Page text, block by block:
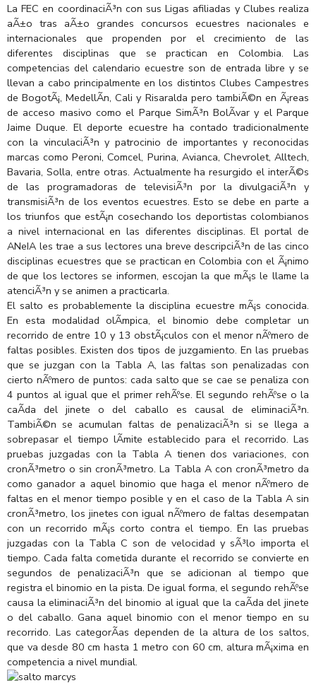
La FEC en coordinaciÃ³n con sus Ligas afiliadas y Clubes realiza
aÃ±o tras aÃ±o grandes concursos ecuestres nacionales e
internacionales que propenden por el crecimiento de las
diferentes disciplinas que se practican en Colombia. Las
competencias del calendario ecuestre son de entrada libre y se
llevan a cabo principalmente en los distintos Clubes Campestres
de BogotÃ¡, MedellÃ­n, Cali y Risaralda pero tambiÃ©n en Ã¡reas
de acceso masivo como el Parque SimÃ³n BolÃ­var y el Parque
Jaime Duque. El deporte ecuestre ha contado tradicionalmente
con la vinculaciÃ³n y patrocinio de importantes y reconocidas
marcas como Peroni, Comcel, Purina, Avianca, Chevrolet, Alltech,
Bavaria, Solla, entre otras. Actualmente ha resurgido el interÃ©s
de las programadoras de televisiÃ³n por la divulgaciÃ³n y
transmisiÃ³n de los eventos ecuestres. Esto se debe en parte a
los triunfos que estÃ¡n cosechando los deportistas colombianos
a nivel internacional en las diferentes disciplinas. El portal de
ANeIA les trae a sus lectores una breve descripciÃ³n de las cinco
disciplinas ecuestres que se practican en Colombia con el Ã¡nimo
de que los lectores se informen, escojan la que mÃ¡s le llame la
atenciÃ³n y se animen a practicarla.
El salto es probablemente la disciplina ecuestre mÃ¡s conocida.
En esta modalidad olÃ­mpica, el binomio debe completar un
recorrido de entre 10 y 13 obstÃ¡culos con el menor nÃºmero de
faltas posibles. Existen dos tipos de juzgamiento. En las pruebas
que se juzgan con la Tabla A, las faltas son penalizadas con
cierto nÃºmero de puntos: cada salto que se cae se penaliza con
4 puntos al igual que el primer rehÃºse. El segundo rehÃºse o la
caÃ­da del jinete o del caballo es causal de eliminaciÃ³n.
TambiÃ©n se acumulan faltas de penalizaciÃ³n si se llega a
sobrepasar el tiempo lÃ­mite establecido para el recorrido. Las
pruebas juzgadas con la Tabla A tienen dos variaciones, con
cronÃ³metro o sin cronÃ³metro. La Tabla A con cronÃ³metro da
como ganador a aquel binomio que haga el menor nÃºmero de
faltas en el menor tiempo posible y en el caso de la Tabla A sin
cronÃ³metro, los jinetes con igual nÃºmero de faltas desempatan
con un recorrido mÃ¡s corto contra el tiempo. En las pruebas
juzgadas con la Tabla C son de velocidad y sÃ³lo importa el
tiempo. Cada falta cometida durante el recorrido se convierte en
segundos de penalizaciÃ³n que se adicionan al tiempo que
registra el binomio en la pista. De igual forma, el segundo rehÃºse
causa la eliminaciÃ³n del binomio al igual que la caÃ­da del jinete
o del caballo. Gana aquel binomio con el menor tiempo en su
recorrido. Las categorÃ­as dependen de la altura de los saltos,
que va desde 80 cm hasta 1 metro con 60 cm, altura mÃ¡xima en
competencia a nivel mundial.